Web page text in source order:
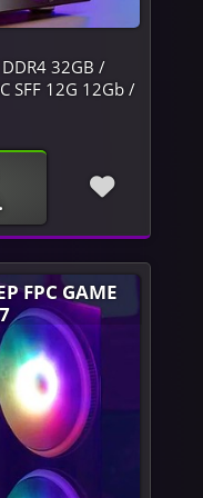
32GB /
SFF 12G 12Gb /
GAME